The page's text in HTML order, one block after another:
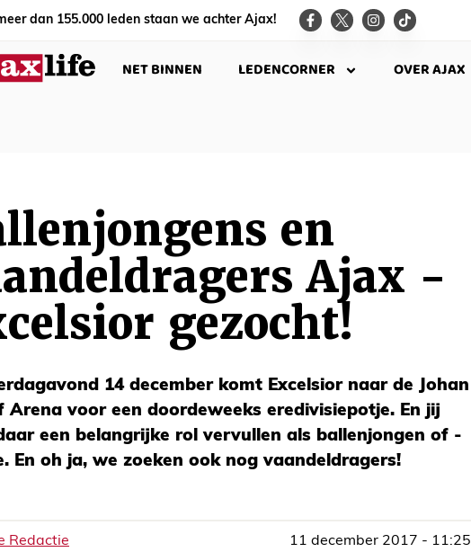
dan 155.000 leden staan we achter Ajax!
NET BINNEN LEDENCORNER OVER AJAX
en
Ajax -
gezocht!
14 december komt Excelsior naar de Johan
Arena voor een doordeweeks eredivisiepotje. En jij
een belangrijke rol vervullen als ballenjongen of -
En oh ja, we zoeken ook nog vaandeldragers!
Redactie 11 december 2017 - 11:25